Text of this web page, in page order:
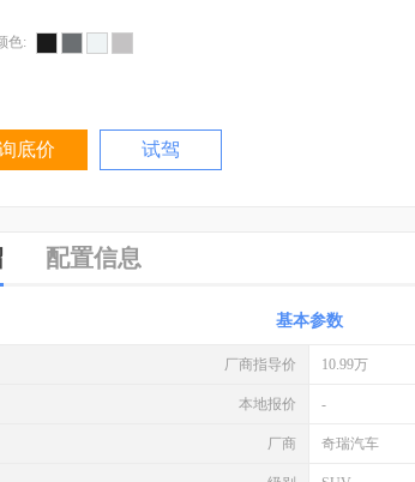
色:
底价 试驾
配置信息
基本参数
厂商指导价 10.99万
本地报价 -
厂商 奇瑞汽车